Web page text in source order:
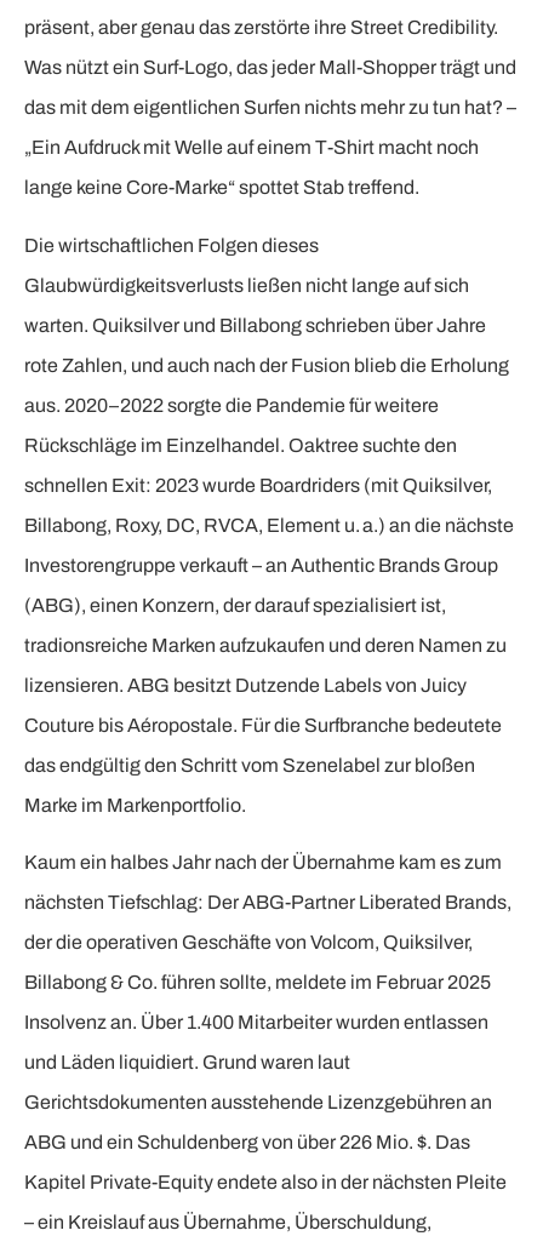
präsent, aber genau das zerstörte ihre Street Credibility.
Was nützt ein Surf-Logo, das jeder Mall-Shopper trägt und
das mit dem eigentlichen Surfen nichts mehr zu tun hat? –
„Ein Aufdruck mit Welle auf einem T-Shirt macht noch
lange keine Core-Marke“ spottet Stab treffend.
Die wirtschaftlichen Folgen dieses
Glaubwürdigkeitsverlusts ließen nicht lange auf sich
warten. Quiksilver und Billabong schrieben über Jahre
rote Zahlen, und auch nach der Fusion blieb die Erholung
aus. 2020–2022 sorgte die Pandemie für weitere
Rückschläge im Einzelhandel. Oaktree suchte den
schnellen Exit: 2023 wurde Boardriders (mit Quiksilver,
Billabong, Roxy, DC, RVCA, Element u. a.) an die nächste
Investorengruppe verkauft – an Authentic Brands Group
(ABG), einen Konzern, der darauf spezialisiert ist,
tradionsreiche Marken aufzukaufen und deren Namen zu
lizensieren. ABG besitzt Dutzende Labels von Juicy
Couture bis Aéropostale. Für die Surfbranche bedeutete
das endgültig den Schritt vom Szenelabel zur bloßen
Marke im Markenportfolio.
Kaum ein halbes Jahr nach der Übernahme kam es zum
nächsten Tiefschlag: Der ABG-Partner Liberated Brands,
der die operativen Geschäfte von Volcom, Quiksilver,
Billabong & Co. führen sollte, meldete im Februar 2025
Insolvenz an. Über 1.400 Mitarbeiter wurden entlassen
und Läden liquidiert. Grund waren laut
Gerichtsdokumenten ausstehende Lizenzgebühren an
ABG und ein Schuldenberg von über 226 Mio. $. Das
Kapitel Private-Equity endete also in der nächsten Pleite
– ein Kreislauf aus Übernahme, Überschuldung,